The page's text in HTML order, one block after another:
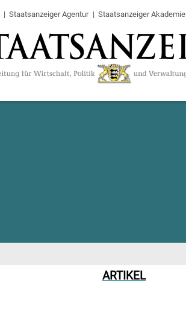
Staatsanzeiger Agentur Staatsanzeiger Akademie
ARTIKEL